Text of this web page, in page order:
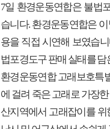
7일 환경운동연합은 불법
습니다. 환경운동연합은
용을 직접 시연해 보였습
법포경도구 판매 실태를
환경운동연합 고래보호특
에 걸려 죽은 고래로 가장
산지역에서 고래잡이를 위